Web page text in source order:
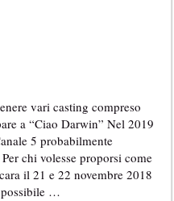
vari casting compreso
a “Ciao Darwin” Nel 2019
5 probabilmente
chi volesse proporsi come
il 21 e 22 novembre 2018
possibile …